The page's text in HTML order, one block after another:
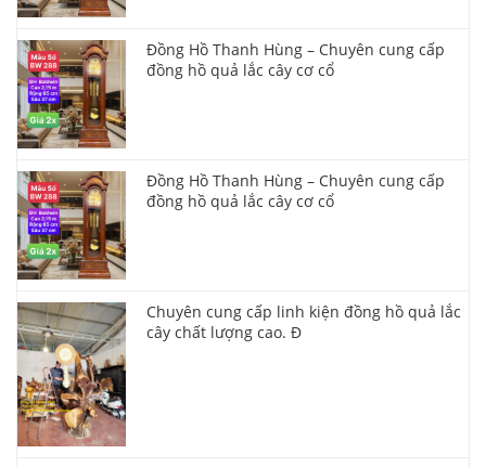
Đồng Hồ Thanh Hùng – Chuyên cung cấp
đồng hồ quả lắc cây cơ cổ
Đồng Hồ Thanh Hùng – Chuyên cung cấp
đồng hồ quả lắc cây cơ cổ
Chuyên cung cấp linh kiện đồng hồ quả lắc
cây chất lượng cao. Đ